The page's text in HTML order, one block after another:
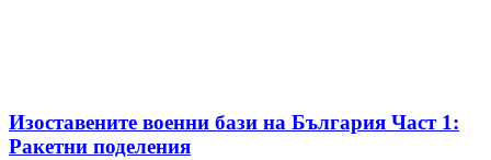
Изоставените военни бази на България Част 1:
Ракетни поделения